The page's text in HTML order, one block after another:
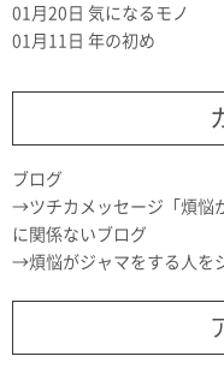
01月20日 気になるモノ
01月11日 年の初め
ブログ
ツチカメッセージ「煩悩
に関係ないブログ
煩悩がジャマをする人を